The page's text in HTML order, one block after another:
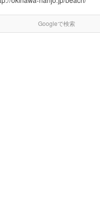
Googleで検索